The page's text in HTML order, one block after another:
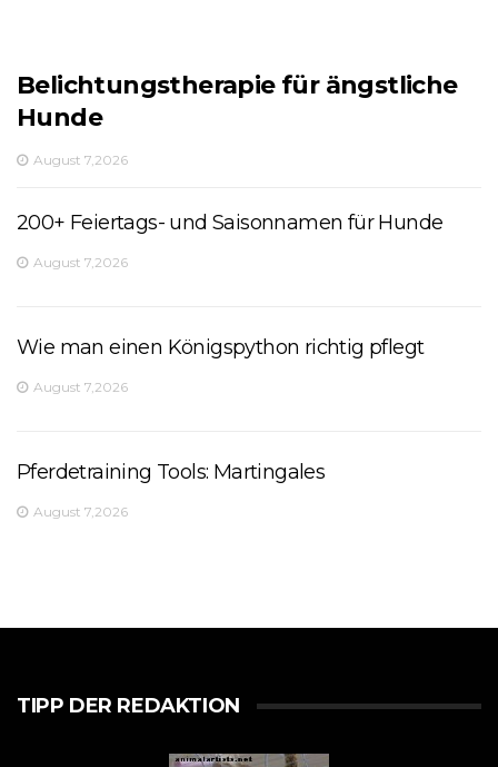
Belichtungstherapie für ängstliche
Hunde
August 7,2026
200+ Feiertags- und Saisonnamen für Hunde
August 7,2026
Wie man einen Königspython richtig pflegt
August 7,2026
Pferdetraining Tools: Martingales
August 7,2026
TIPP DER REDAKTION